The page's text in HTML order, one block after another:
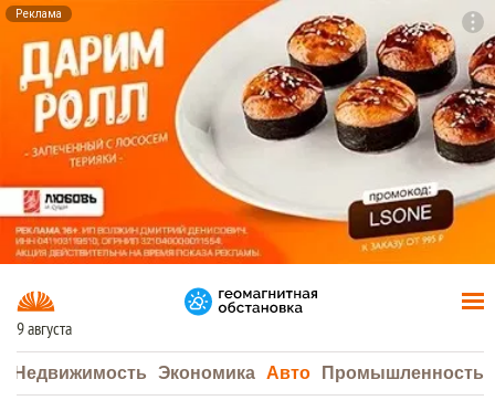
Реклама
9 августа
Недвижимость Экономика Авто Промышленность